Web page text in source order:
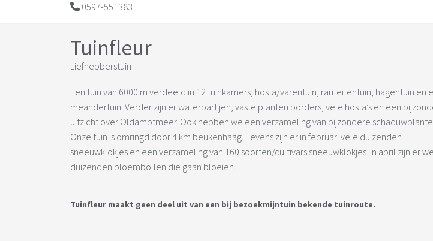
0597-551383
Tuinfleur
Liefhebberstuin
Een tuin van 6000 m verdeeld in 12 tuinkamers; hosta/varentuin, rariteitentuin, hagentuin en
meandertuin. Verder zijn er waterpartijen, vaste planten borders, vele hosta’s en een
uitzicht over Oldambtmeer. Ook hebben we een verzameling van bijzondere
Onze tuin is omringd door 4 km beukenhaag. Tevens zijn er in februari vele duizenden
sneeuwklokjes en een verzameling van 160 soorten/cultivars sneeuwklokjes. In april zijn er
duizenden bloembollen die gaan bloeien.
Tuinfleur maakt geen deel uit van een bij bezoekmijntuin bekende tuinroute.